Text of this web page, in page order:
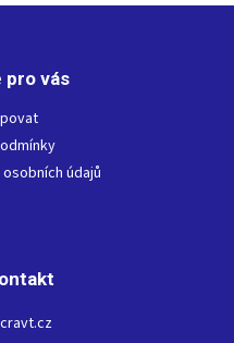
pro vás
údajů
cravt.cz